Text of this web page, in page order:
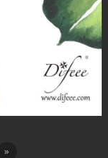
»